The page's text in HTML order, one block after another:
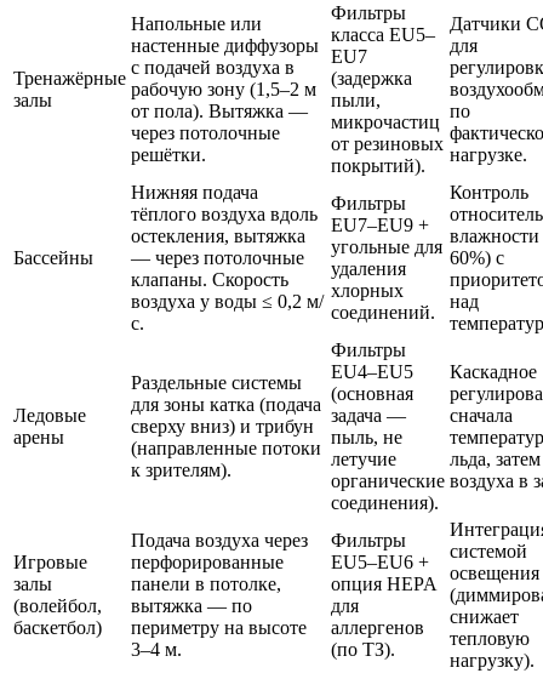
Тренажёрные
залы
Напольные или
настенные диффузоры
с подачей воздуха в
рабочую зону (1,5–2 м
от пола). Вытяжка —
через потолочные
решётки.
Фильтры
класса EU5–
EU7
(задержка
пыли,
микрочастиц
от резиновых
покрытий).
Датчики
для
по
нагрузке.
Бассейны
Нижняя подача
тёплого воздуха вдоль
остекления, вытяжка
— через потолочные
клапаны. Скорость
воздуха у воды ≤ 0,2 м/
с.
Фильтры
EU7–EU9 +
угольные для
удаления
хлорных
соединений.
Контроль
60%) с
над
Ледовые
арены
Раздельные системы
для зоны катка (подача
сверху вниз) и трибун
(направленные потоки
к зрителям).
Фильтры
EU4–EU5
(основная
задача —
пыль, не
летучие
органические
соединения).
Каскадное
сначала
льда, затем
воздуха в
Игровые
залы
(волейбол,
баскетбол)
Подача воздуха через
перфорированные
панели в потолке,
вытяжка — по
периметру на высоте
3–4 м.
Фильтры
EU5–EU6 +
опция HEPA
для
аллергенов
(по ТЗ).
системой
освещения
снижает
тепловую
нагрузку).